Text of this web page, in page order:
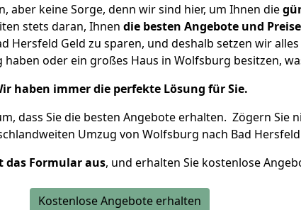
keine Sorge, denn wir sind hier, um Ihnen die
stets daran, Ihnen die besten Angebote und Preise
Hersfeld Geld zu sparen, und deshalb setzen wir
haben oder ein großes Haus in Wolfsburg besitzen,
haben immer die perfekte Lösung für Sie.
dass Sie die besten Angebote erhalten. Zögern Sie
Umzug von Wolfsburg nach Bad
das Formular aus, und erhalten Sie kostenlose
Kostenlose Angebote erhalten